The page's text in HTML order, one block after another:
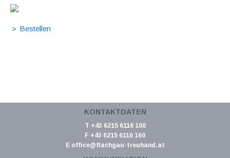
KONTAKTDATEN
T +43 6215 6116 100
F +43 6215 6116 160
E office@flachgau-treuhand.at